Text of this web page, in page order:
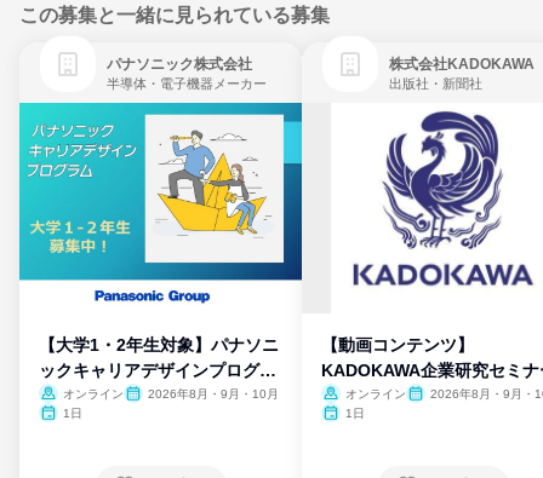
この募集と一緒に見られている募集
パナソニック株式会社
半導体・電子機器メーカー
【大学1・2年生対象】パナソニ
ックキャリアデザインプログラ
ム
オンライン
2026年8月・9月・10月
1日
株式会社KADOKAWA
出版社・新聞社
【動画コンテンツ】
KADOKAWA企業研究セミナ
オンライン
2026年8月・9月・
1日